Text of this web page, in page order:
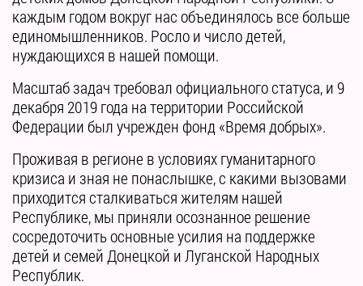
каждым годом вокруг нас объединялось все больше
единомышленников. Росло и число детей,
нуждающихся в нашей помощи.
Масштаб задач требовал официального статуса, и 9
декабря 2019 года на территории Российской
Федерации был учрежден фонд «Время добрых».
Проживая в регионе в условиях гуманитарного
кризиса и зная не понаслышке, с какими вызовами
приходится сталкиваться жителям нашей
Республике, мы приняли осознанное решение
сосредоточить основные усилия на поддержке
детей и семей Донецкой и Луганской Народных
Республик.